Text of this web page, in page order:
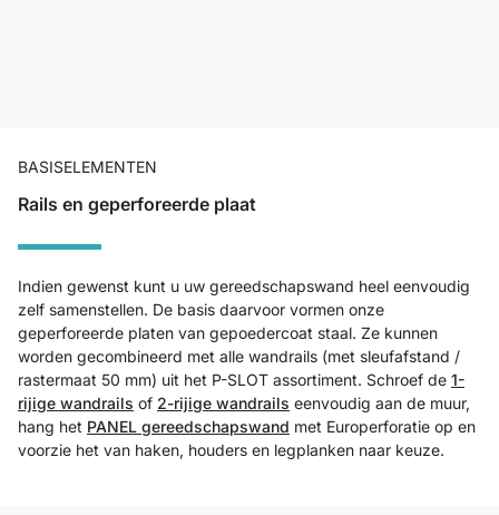
BASISELEMENTEN
Rails en geperforeerde plaat
Indien gewenst kunt u uw gereedschapswand heel eenvoudig
zelf samenstellen. De basis daarvoor vormen onze
geperforeerde platen van gepoedercoat staal. Ze kunnen
worden gecombineerd met alle wandrails (met sleufafstand /
rastermaat 50 mm) uit het P-SLOT assortiment. Schroef de 1-
rijige wandrails of 2-rijige wandrails eenvoudig aan de muur,
hang het PANEL gereedschapswand met Europerforatie op en
voorzie het van haken, houders en legplanken naar keuze.